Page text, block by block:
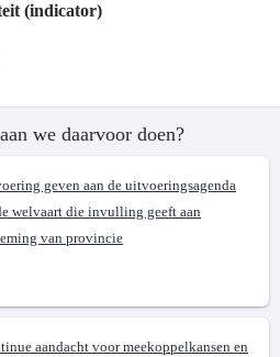
(indicator)
we daarvoor doen?
geven aan de uitvoeringsagenda
welvaart die invulling geeft aan
van provincie
aandacht voor meekoppelkansen en